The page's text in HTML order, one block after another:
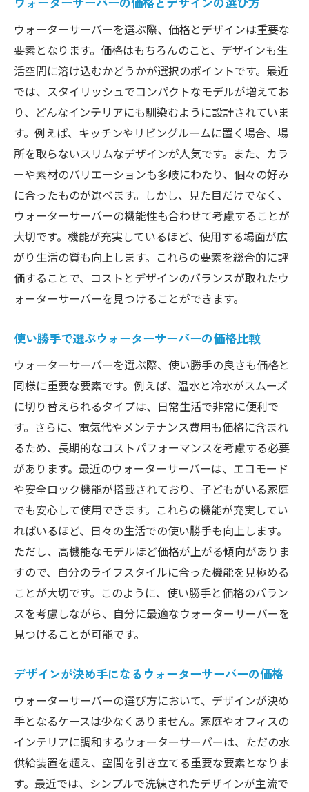
ウォーターサーバーを選ぶ際、価格とデザインは重要な
要素となります。価格はもちろんのこと、デザインも生
活空間に溶け込むかどうかが選択のポイントです。最近
では、スタイリッシュでコンパクトなモデルが増えてお
り、どんなインテリアにも馴染むように設計されていま
す。例えば、キッチンやリビングルームに置く場合、場
所を取らないスリムなデザインが人気です。また、カラ
ーや素材のバリエーションも多岐にわたり、個々の好み
に合ったものが選べます。しかし、見た目だけでなく、
ウォーターサーバーの機能性も合わせて考慮することが
大切です。機能が充実しているほど、使用する場面が広
がり生活の質も向上します。これらの要素を総合的に評
価することで、コストとデザインのバランスが取れたウ
ォーターサーバーを見つけることができます。
使い勝手で選ぶウォーターサーバーの価格比較
ウォーターサーバーを選ぶ際、使い勝手の良さも価格と
同様に重要な要素です。例えば、温水と冷水がスムーズ
に切り替えられるタイプは、日常生活で非常に便利で
す。さらに、電気代やメンテナンス費用も価格に含まれ
るため、長期的なコストパフォーマンスを考慮する必要
があります。最近のウォーターサーバーは、エコモード
や安全ロック機能が搭載されており、子どもがいる家庭
でも安心して使用できます。これらの機能が充実してい
ればいるほど、日々の生活での使い勝手も向上します。
ただし、高機能なモデルほど価格が上がる傾向がありま
すので、自分のライフスタイルに合った機能を見極める
ことが大切です。このように、使い勝手と価格のバラン
スを考慮しながら、自分に最適なウォーターサーバーを
見つけることが可能です。
デザインが決め手になるウォーターサーバーの価格
ウォーターサーバーの選び方において、デザインが決め
手となるケースは少なくありません。家庭やオフィスの
インテリアに調和するウォーターサーバーは、ただの水
供給装置を超え、空間を引き立てる重要な要素となりま
す。最近では、シンプルで洗練されたデザインが主流で